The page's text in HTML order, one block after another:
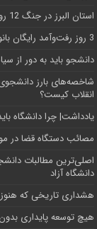
استان البرز در جنگ 12 روزه 7 شهید دانشجو تقدیم انقلاب کرد
3 روز رفت‌وآمد رایگان بانوان در خطوط اتوبوسرانی شهری کرج
دانشجو باید به دور از
شاخصه‌های بارز دانشجوی
انقلاب کیست؟
یادداشت| چرا دانشگاه
مصائب دستگاه قضا در
اصلی‌ترین مطالبات
دانشگاه آز‌اد
هشداری تاریخی که
هیچ توسعه پایداری